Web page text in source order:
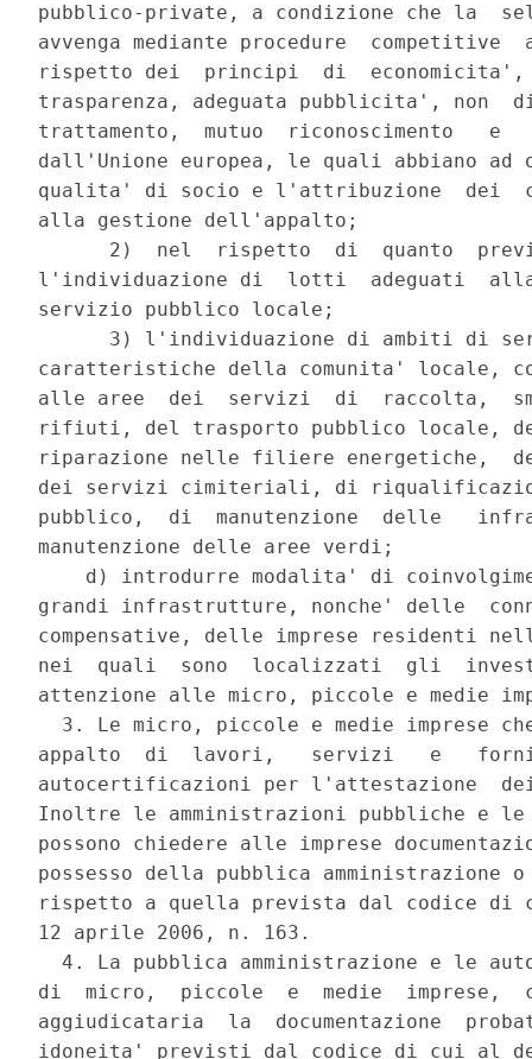
pubblico-private, a condizione che la
avvenga mediante procedure
rispetto dei  principi  di
trasparenza, adeguata pubblicita', non
trattamento,  mutuo  riconoscimento
dall'Unione europea, le quali abbiano ad
qualita' di socio e l'attribuzione  dei
alla gestione dell'appalto;
2)  nel  rispetto  di  quanto
l'individuazione di  lotti  adeguati  alla
servizio pubblico locale;
3) l'individuazione di ambiti di
caratteristiche della comunita' locale,
alle aree  dei  servizi  di  raccolta,
rifiuti, del trasporto pubblico locale,
riparazione nelle filiere energetiche,
dei servizi cimiteriali, di
pubblico,  di  manutenzione  delle
manutenzione delle aree verdi;
d) introdurre modalita' di
grandi infrastrutture, nonche' delle
compensative, delle imprese residenti
nei  quali  sono  localizzati  gli
attenzione alle micro, piccole e medie
3. Le micro, piccole e medie imprese
appalto  di  lavori,   servizi   e
autocertificazioni per l'attestazione
Inoltre le amministrazioni pubbliche e
possono chiedere alle imprese
possesso della pubblica amministrazione
rispetto a quella prevista dal codice
12 aprile 2006, n. 163.
4. La pubblica amministrazione e le
di  micro,  piccole  e  medie  imprese,
aggiudicataria  la  documentazione
idoneita' previsti dal codice di cui al